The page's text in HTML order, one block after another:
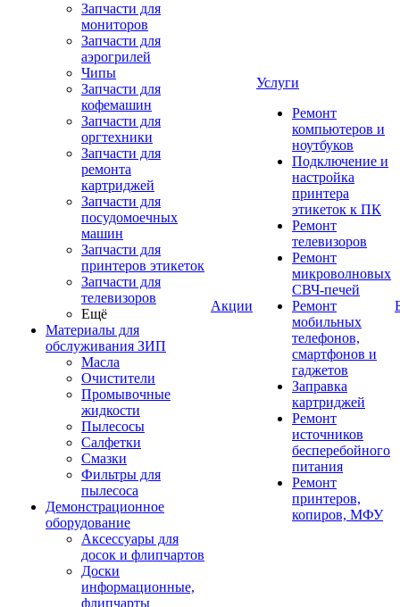
Запчасти для
мониторов
Запчасти для
аэрогрилей
Чипы
Запчасти для
кофемашин
Запчасти для
оргтехники
Запчасти для
ремонта
картриджей
Запчасти для
посудомоечных
машин
Запчасти для
принтеров этикеток
Запчасти для
телевизоров
Ещё
Материалы для
обслуживания ЗИП
Масла
Очистители
Промывочные
жидкости
Пылесосы
Салфетки
Смазки
Фильтры для
пылесоса
Демонстрационное
оборудование
Аксессуары для
досок и флипчартов
Доски
информационные,
флипчарты
Акции
Услуги
Ремонт
компьютеров и
ноутбуков
Подключение и
настройка
принтера
этикеток к ПК
Ремонт
телевизоров
Ремонт
микроволновых
СВЧ-печей
Ремонт
мобильных
телефонов,
смартфонов и
гаджетов
Заправка
картриджей
Ремонт
источников
бесперебойного
питания
Ремонт
принтеров,
копиров, МФУ